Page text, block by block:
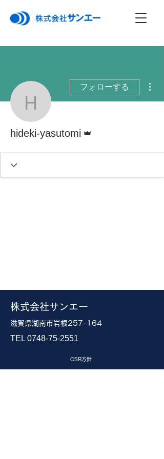
hideki-yasutomi
フォローする
hideki-yasutomi
​株式会社サンエー
滋賀県湖南市岩根257-164
TEL 0748-75-2551
CSR方針